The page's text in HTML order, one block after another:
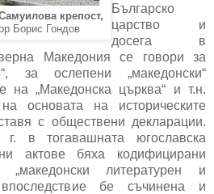
крепост,
Борис Гондов
Българско
царство и
досега в
Македония се говори за
за ослепени „македонски“
на „Македонска църква“ и т.н.
основата на историческите
с обществени декларации.
в тогавашната югославска
актове бяха кодифицирани
„македонски литературен и
бе съчинена и